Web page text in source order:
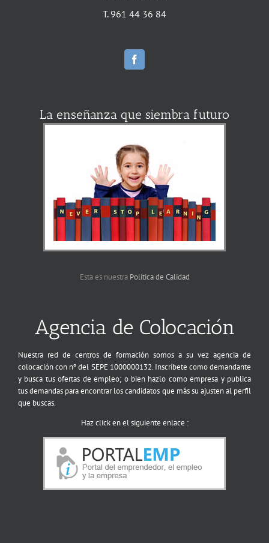
T. 961 44 36 84
La enseñanza que siembra futuro
Esta es nuestra Política de Calidad
Agencia de Colocación
Nuestra red de centros de formación somos a su vez agencia de
colocación con nº del SEPE 1000000132. Inscríbete como demandante
y busca tus ofertas de empleo; o bien hazlo como empresa y publica
tus demandas para encontrar los candidatos que más su ajusten al perfil
que buscas.
Haz click en el siguiente enlace :